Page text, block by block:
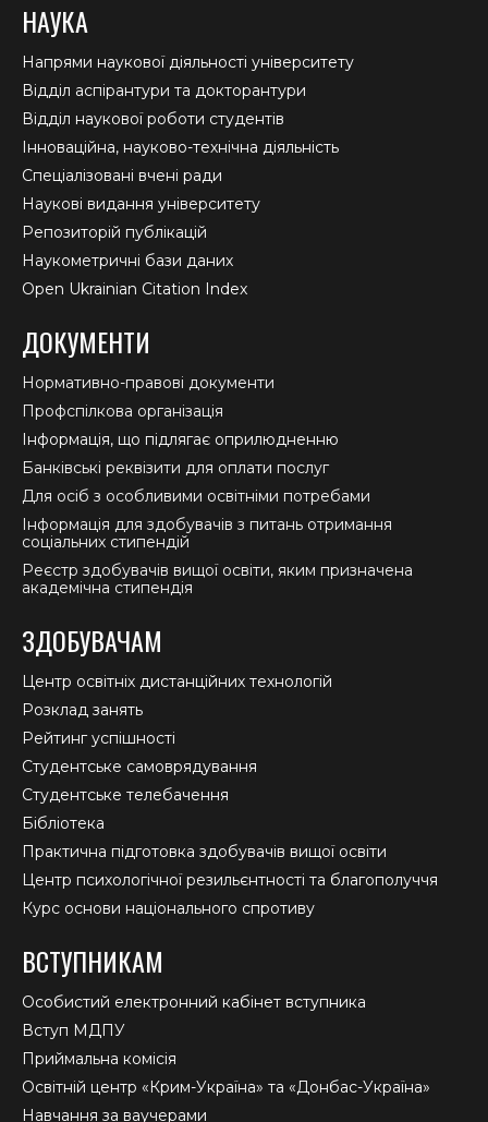
НАУКА
Напрями наукової діяльності університету
Відділ аспірантури та докторантури
Відділ наукової роботи студентів
Інноваційна, науково-технічна діяльність
Спеціалізовані вчені ради
Наукові видання університету
Репозиторій публікацій
Наукометричні бази даних
Open Ukrainian Citation Index
ДОКУМЕНТИ
Нормативно-правові документи
Профспілкова організація
Інформація, що підлягає оприлюдненню
Банківські реквізити для оплати послуг
Для осіб з особливими освітніми потребами
Інформація для здобувачів з питань отримання
соціальних стипендій
Реєстр здобувачів вищої освіти, яким призначена
академічна стипендія
ЗДОБУВАЧАМ
Центр освітніх дистанційних технологій
Розклад занять
Рейтинг успішності
Студентське самоврядування
Студентське телебачення
Бібліотека
Практична підготовка здобувачів вищої освіти
Центр психологічної резильєнтності та благополуччя
Курс основи національного спротиву
ВСТУПНИКАМ
Особистий електронний кабінет вступника
Вступ МДПУ
Приймальна комісія
Освітній центр «Крим-Україна» та «Донбас-Україна»
Навчання за ваучерами